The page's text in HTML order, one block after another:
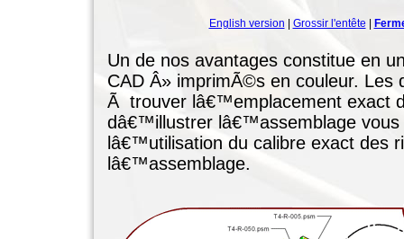
English version Grossir l'entête|
Un de nos avantages constitue en
CAD Â» imprimÃ©s en couleur.
Ã trouver lâ€™emplacement exact
dâ€™illustrer lâ€™assemblage vous
lâ€™utilisation du calibre exact des
lâ€™assemblage.